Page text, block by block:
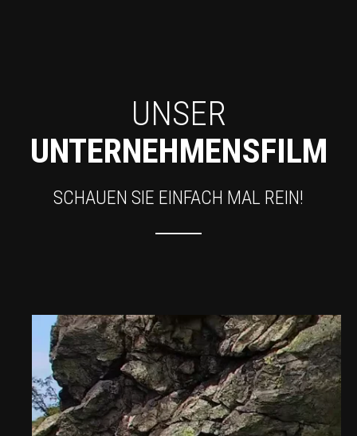
UNSER
UNTERNEHMENSFILM
SCHAUEN SIE EINFACH MAL REIN!